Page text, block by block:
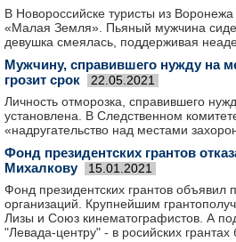
В Новороссийске туристы из
«Малая Земля». Пьяный мужчина
девушка смеялась, поддерживая
Мужчину, справившего нужду на
грозит срок
22.05.2021
Личность отморозка, справившего
установлена. В Следственном
«надругательство над местами
Фонд президентских грантов
Михалкову
15.01.2021
Фонд президентских грантов объявил
организаций. Крупнейшим
Лизы и Союз кинематографистов. А
"Левада-центру" - в росийских грантах